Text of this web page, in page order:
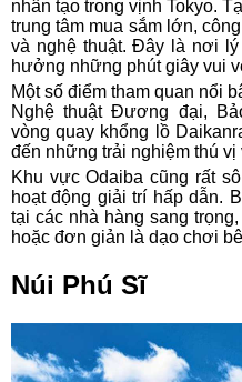
nhân tạo trong vịnh Tokyo.
trung tâm mua sắm lớn,
và nghệ thuật. Đây là nơi
hưởng những phút giây vui
Một số điểm tham quan nổi
Nghệ thuật Đương đại,
vòng quay khổng lồ
đến những trải nghiệm thú vị
Khu vực Odaiba cũng rất
hoạt động giải trí hấp dẫn.
tại các nhà hàng sang
hoặc đơn giản là dạo chơi
Núi Phú Sĩ